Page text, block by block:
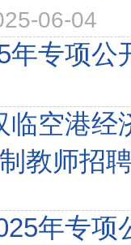
06-04
年专项公
临空港经
教师招
年专项